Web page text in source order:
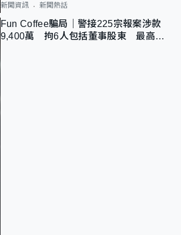
新聞資訊 新聞熱話
Fun Coffee騙局｜警接225宗報案涉款
9,400萬 拘6人包括董事股東 最高金